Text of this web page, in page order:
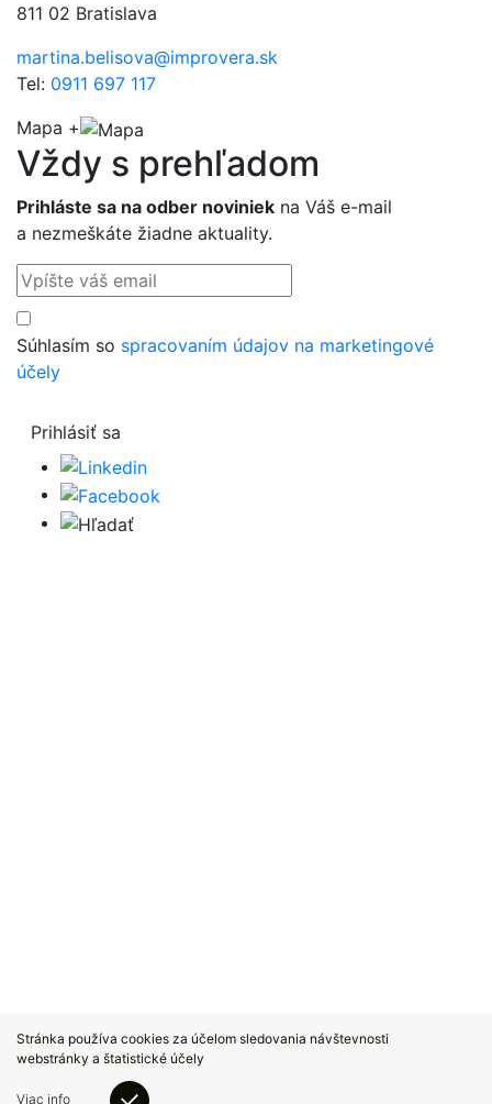
Stránka používa cookies za účelom sledovania návštevnosti
webstránky a štatistické účely
Viac info
811 02 Bratislava
martina.belisova@improvera.sk
Tel: 0911 697 117
Mapa +
Vždy s prehľadom
Prihláste sa na odber noviniek na Váš e-mail
a nezmeškáte žiadne aktuality.
Súhlasím so spracovaním údajov na marketingové
účely
Prihlásiť sa
Hľadať